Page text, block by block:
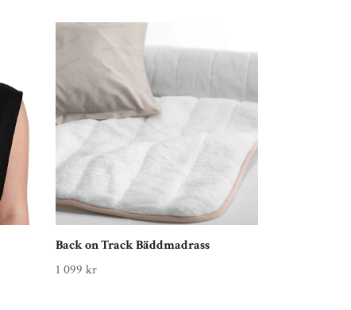
Back on Track Bäddmadrass
1 099 kr